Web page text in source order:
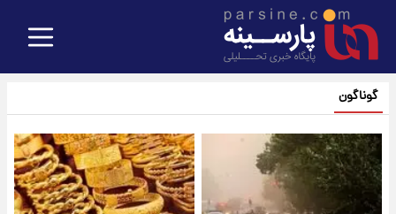
گوناگون